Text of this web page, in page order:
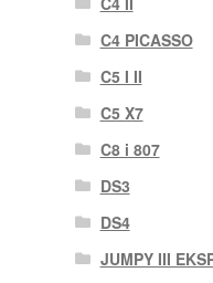
C4 PICASSO
C5 I II
C5 X7
C8 i 807
DS3
DS4
JUMPY III